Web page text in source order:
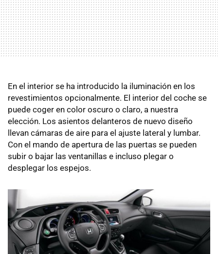
En el interior se ha introducido la iluminación en los
revestimientos opcionalmente. El interior del coche se
puede coger en color oscuro o claro, a nuestra
elección. Los asientos delanteros de nuevo diseño
llevan cámaras de aire para el ajuste lateral y lumbar.
Con el mando de apertura de las puertas se pueden
subir o bajar las ventanillas e incluso plegar o
desplegar los espejos.